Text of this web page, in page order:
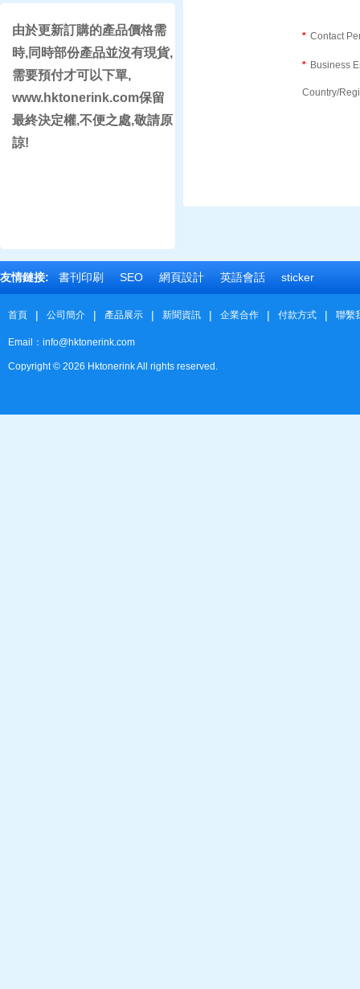
由於更新訂購的產品價格需
時,同時部份產品並沒有現貨,
需要預付才可以下單,
www.hktonerink.com保留
最終決定權,不便之處,敬請原
諒!
* Contact
* Business
Country/
友情鏈接: 書刊印刷 SEO 網頁設計 英語會話 sticker
首頁 | 公司簡介 | 產品展示 | 新聞資訊 | 企業合作 | 付款方式 | 聯繫
Email：info@hktonerink.com
Copyright © 2026 Hktonerink All rights reserved.